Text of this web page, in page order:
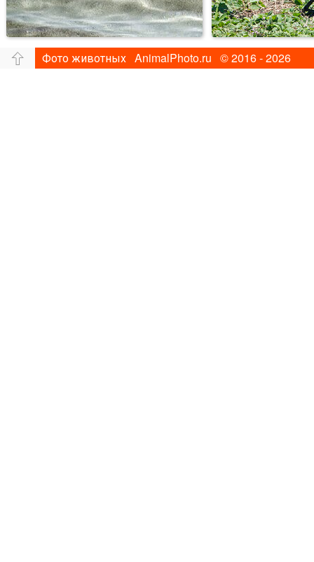
Фото животных AnimalPhoto.ru © 2016 - 2026